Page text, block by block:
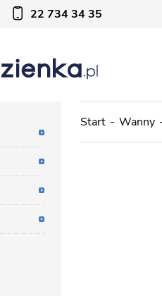
22 734 34 35
Start Wanny